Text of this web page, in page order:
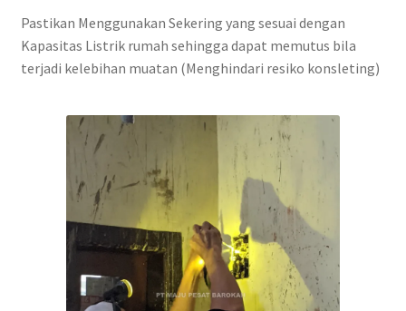
Pastikan Menggunakan Sekering yang sesuai dengan
Kapasitas Listrik rumah sehingga dapat memutus bila
terjadi kelebihan muatan (Menghindari resiko konsleting)